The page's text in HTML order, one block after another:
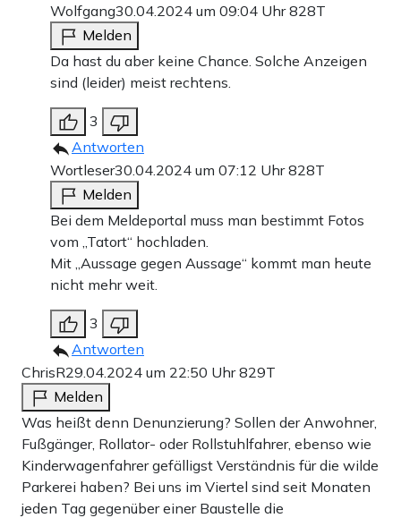
Wolfgang30.04.2024 um 09:04 Uhr828T
Melden
Da hast du aber keine Chance. Solche Anzeigen
sind (leider) meist rechtens.
3
Antworten
Wortleser30.04.2024 um 07:12 Uhr828T
Melden
Bei dem Meldeportal muss man bestimmt Fotos
vom „Tatort“ hochladen.
Mit „Aussage gegen Aussage“ kommt man heute
nicht mehr weit.
3
Antworten
ChrisR29.04.2024 um 22:50 Uhr829T
Melden
Was heißt denn Denunzierung? Sollen der Anwohner,
Fußgänger, Rollator- oder Rollstuhlfahrer, ebenso wie
Kinderwagenfahrer gefälligst Verständnis für die wilde
Parkerei haben? Bei uns im Viertel sind seit Monaten
jeden Tag gegenüber einer Baustelle die